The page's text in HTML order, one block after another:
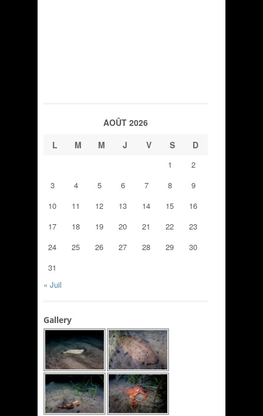
AOÛT 2026
L
M M J V S D
1
2
3
4 5 6 7 8
9
10
11 12 13 14 15
16
17
18 19 20 21 22
23
24
25 26 27 28 29
30
31
« Juil
Gallery